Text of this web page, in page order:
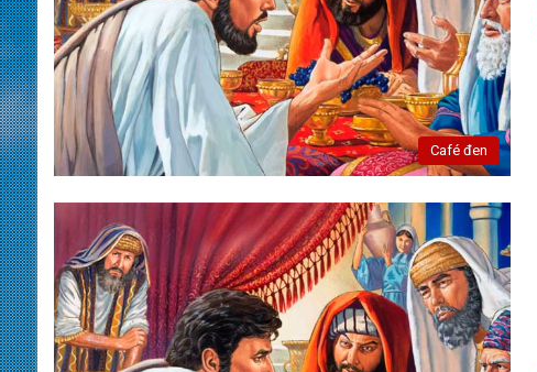
Café đen